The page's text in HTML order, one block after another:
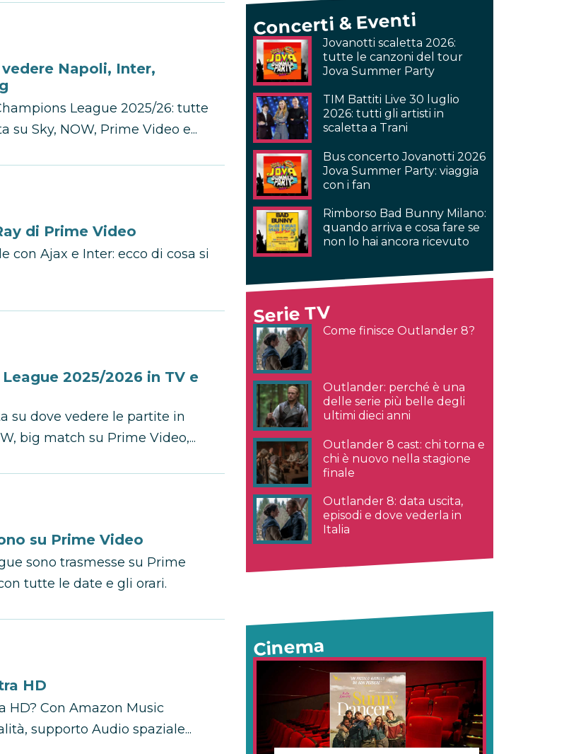
Napoli, Inter,
League 2025/26: tutte
Sky, NOW, Prime Video e...
di Prime Video
con Ajax e Inter: ecco di cosa si
2025/2026 in TV e
su dove vedere le partite in
big match su Prime Video,...
su Prime Video
sono trasmesse su Prime
tutte le date e gli orari.
HD
HD? Con Amazon Music
supporto Audio spaziale...
Concerti & Eventi
Jovanotti scaletta 2026:
tutte le canzoni del tour
Jova Summer Party
TIM Battiti Live 30 luglio
2026: tutti gli artisti in
scaletta a Trani
Bus concerto Jovanotti 2026
Jova Summer Party: viaggia
con i fan
Rimborso Bad Bunny Milano:
quando arriva e cosa fare se
non lo hai ancora ricevuto
Serie TV
Come finisce Outlander 8?
Outlander: perché è una
delle serie più belle degli
ultimi dieci anni
Outlander 8 cast: chi torna e
chi è nuovo nella stagione
finale
Outlander 8: data uscita,
episodi e dove vederla in
Italia
Cinema